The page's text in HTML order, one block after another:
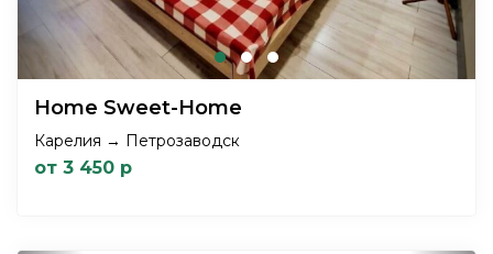
Home Sweet-Home
Карелия → Петрозаводск
от 3 450 р